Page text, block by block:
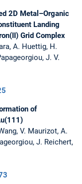
2D Metal–Organic
Landing
Grid Complex
A. Huettig, H.
J. V.
of
V. Maurizot, A.
J. Reichert,